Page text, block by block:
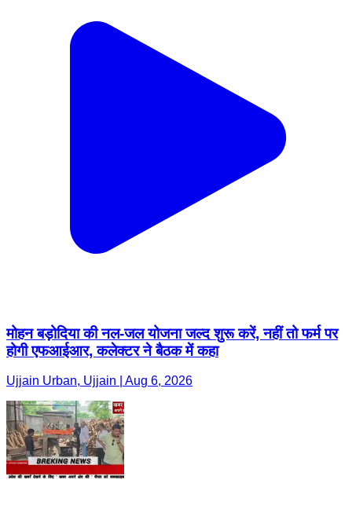
मोहन बड़ोदिया की नल-जल योजना जल्द शुरू करें, नहीं तो फर्म पर
होगी एफआईआर, कलेक्टर ने बैठक में कहा
Ujjain Urban, Ujjain | Aug 6, 2026